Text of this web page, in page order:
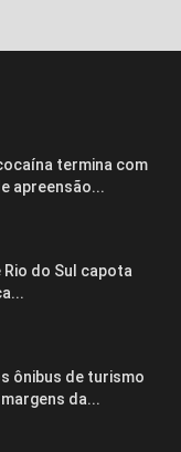
termina com
apreensão...
do Sul capota
ônibus de turismo
da...